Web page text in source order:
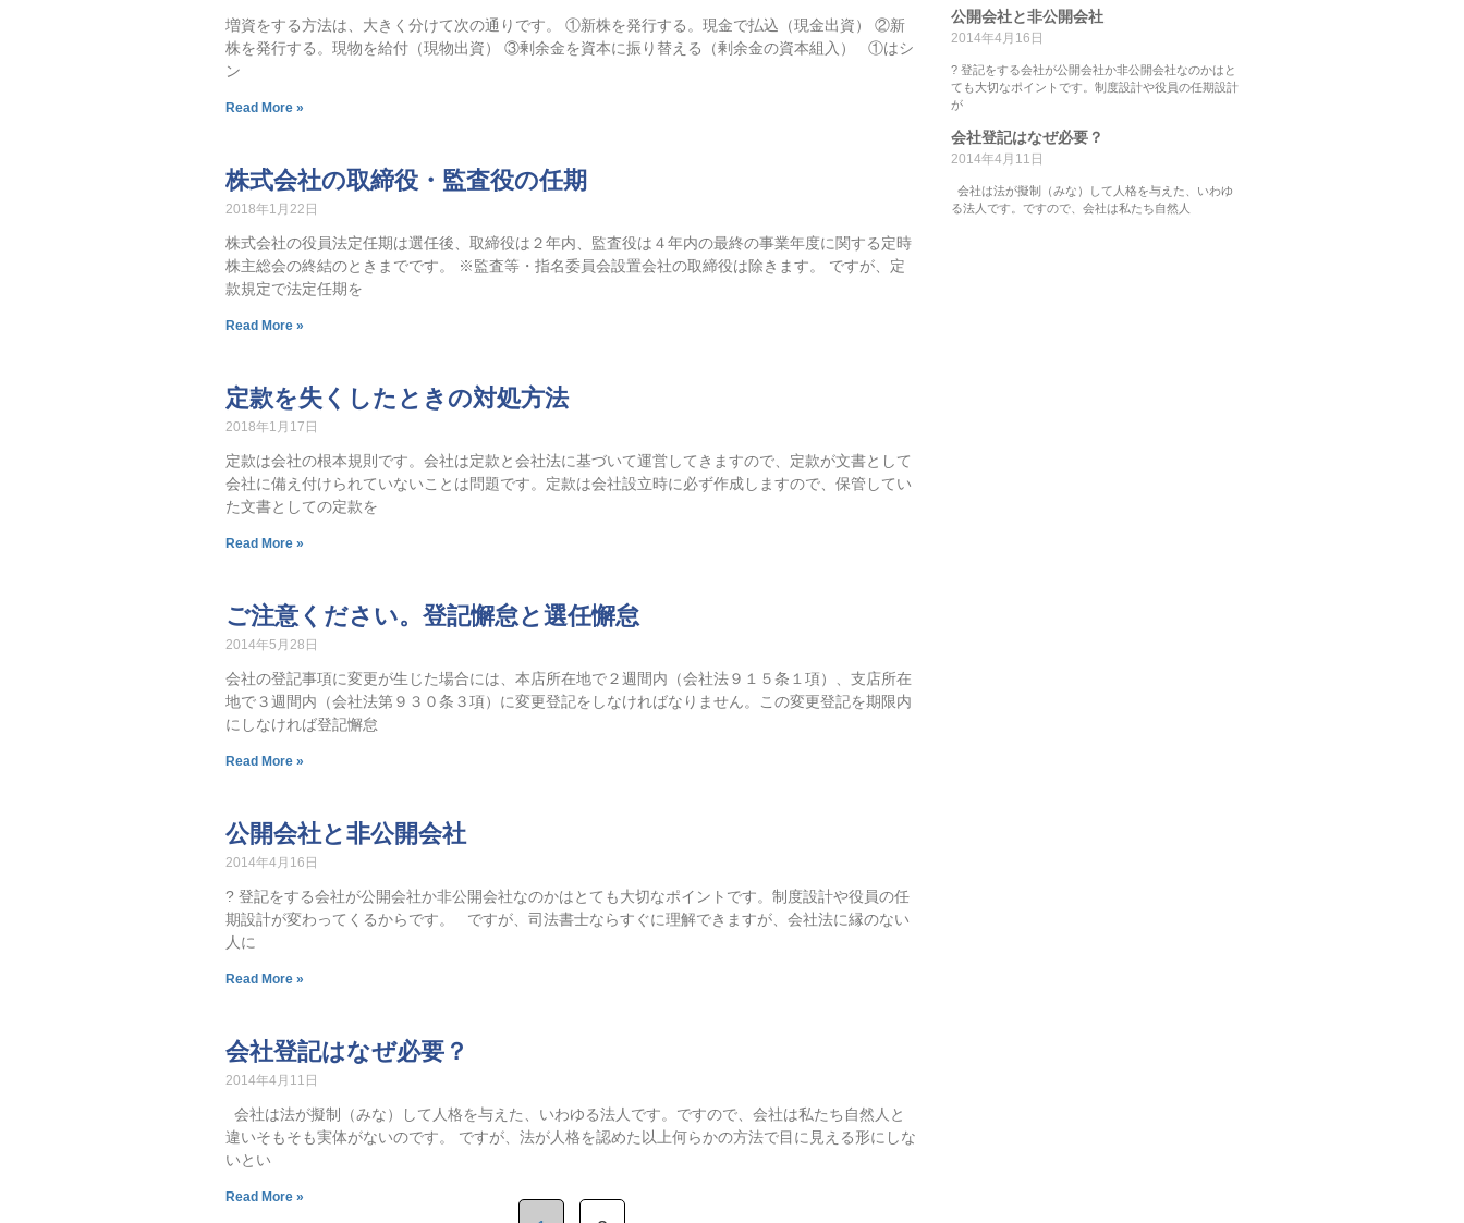
増資をする方法は、大きく分けて次の通りです。 ①新株を発行する。現金で払込（現金出資） ②新
株を発行する。現物を給付（現物出資） ③剰余金を資本に振り替える（剰余金の資本組入） ①はシ
ン
Read More »
株式会社の取締役・監査役の任期
2018年1月22日
株式会社の役員法定任期は選任後、取締役は２年内、監査役は４年内の最終の事業年度に関する定時
株主総会の終結のときまでです。 ※監査等・指名委員会設置会社の取締役は除きます。 ですが、定
款規定で法定任期を
Read More »
定款を失くしたときの対処方法
2018年1月17日
定款は会社の根本規則です。会社は定款と会社法に基づいて運営してきますので、定款が文書として
会社に備え付けられていないことは問題です。定款は会社設立時に必ず作成しますので、保管してい
た文書としての定款を
Read More »
ご注意ください。登記懈怠と選任懈怠
2014年5月28日
会社の登記事項に変更が生じた場合には、本店所在地で２週間内（会社法９１５条１項）、支店所在
地で３週間内（会社法第９３０条３項）に変更登記をしなければなりません。この変更登記を期限内
にしなければ登記懈怠
Read More »
公開会社と非公開会社
2014年4月16日
? 登記をする会社が公開会社か非公開会社なのかはとても大切なポイントです。制度設計や役員の任
期設計が変わってくるからです。 ですが、司法書士ならすぐに理解できますが、会社法に縁のない
人に
Read More »
会社登記はなぜ必要？
2014年4月11日
会社は法が擬制（みな）して人格を与えた、いわゆる法人です。ですので、会社は私たち自然人と
違いそもそも実体がないのです。 ですが、法が人格を認めた以上何らかの方法で目に見える形にしな
いとい
Read More »
公開会社と非公開会社
2014年4月16日
? 登記をする会社が公開会社か非公開会社なのかはと
ても大切なポイントです。制度設計や役員の任期設計
が
会社登記はなぜ必要？
2014年4月11日
会社は法が擬制（みな）して人格を与えた、いわゆ
る法人です。ですので、会社は私たち自然人